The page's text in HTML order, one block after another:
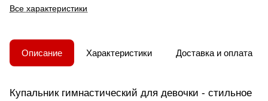
Все характеристики
Описание Характеристики Доставка и оплата
Купальник гимнастический для девочки - стильное